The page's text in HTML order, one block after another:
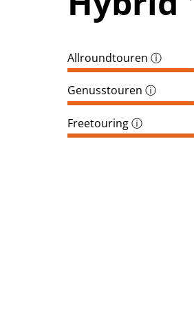
Allroundtouren ⓘ
Genusstouren ⓘ
Freetouringⓘ